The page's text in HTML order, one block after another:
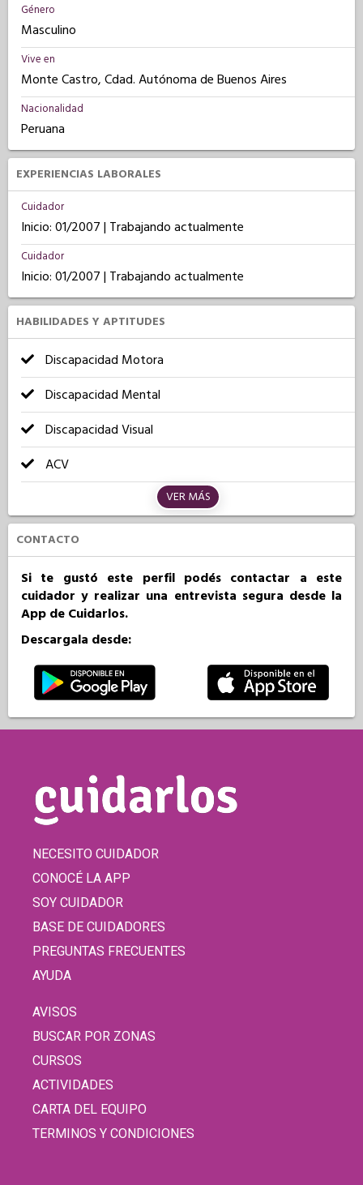
Género
Masculino
Vive en
Monte Castro, Cdad. Autónoma de Buenos Aires
Nacionalidad
Peruana
EXPERIENCIAS LABORALES
Cuidador
Inicio: 01/2007 | Trabajando actualmente
Cuidador
Inicio: 01/2007 | Trabajando actualmente
HABILIDADES Y APTITUDES
Discapacidad Motora
Discapacidad Mental
Discapacidad Visual
ACV
VER MÁS
CONTACTO
Si te gustó este perfil podés contactar a este
cuidador y realizar una entrevista segura desde la
App de Cuidarlos.
Descargala desde:
NECESITO CUIDADOR
CONOCÉ LA APP
SOY CUIDADOR
BASE DE CUIDADORES
PREGUNTAS FRECUENTES
AYUDA
AVISOS
BUSCAR POR ZONAS
CURSOS
ACTIVIDADES
CARTA DEL EQUIPO
TERMINOS Y CONDICIONES